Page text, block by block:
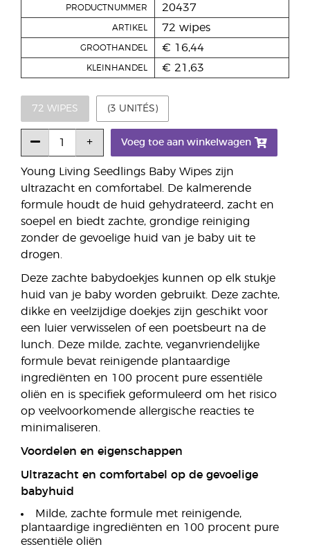
Young Living Seedlings Baby Wipes zijn
ultrazacht en comfortabel. De kalmerende
formule houdt de huid gehydrateerd, zacht en
soepel en biedt zachte, grondige reiniging
zonder de gevoelige huid van je baby uit te
drogen.
Deze zachte babydoekjes kunnen op elk stukje
huid van je baby worden gebruikt. Deze zachte,
dikke en veelzijdige doekjes zijn geschikt voor
een luier verwisselen of een poetsbeurt na de
lunch. Deze milde, zachte, veganvriendelijke
formule bevat reinigende plantaardige
ingrediënten en 100 procent pure essentiële
oliën en is specifiek geformuleerd om het risico
op veelvoorkomende allergische reacties te
minimaliseren.
Voordelen en eigenschappen
Ultrazacht en comfortabel op de gevoelige
babyhuid
Milde, zachte formule met reinigende,
plantaardige ingrediënten en 100 procent pure
essentiële oliën
PRODUCTNUMMER 20437
ARTIKEL 72 wipes
GROOTHANDEL € 16,44
KLEINHANDEL € 21,63
72 WIPES (3 UNITÉS)
Voeg toe aan winkelwagen